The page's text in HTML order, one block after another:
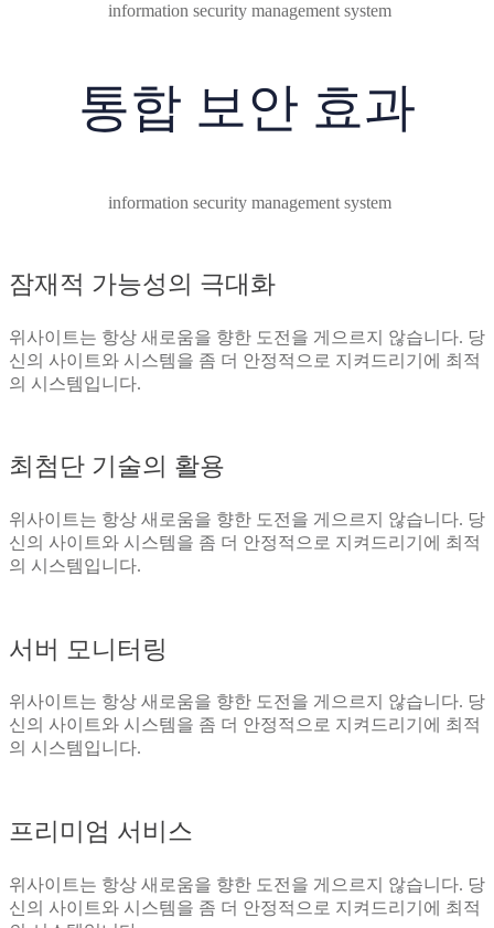
information security management system
통합 보안 효과
information security management system
잠재적 가능성의 극대화
위사이트는 항상 새로움을 향한 도전을 게으르지 않습니다. 당
신의 사이트와 시스템을 좀 더 안정적으로 지켜드리기에 최적
의 시스템입니다.
최첨단 기술의 활용
위사이트는 항상 새로움을 향한 도전을 게으르지 않습니다. 당
신의 사이트와 시스템을 좀 더 안정적으로 지켜드리기에 최적
의 시스템입니다.
서버 모니터링
위사이트는 항상 새로움을 향한 도전을 게으르지 않습니다. 당
신의 사이트와 시스템을 좀 더 안정적으로 지켜드리기에 최적
의 시스템입니다.
프리미엄 서비스
위사이트는 항상 새로움을 향한 도전을 게으르지 않습니다. 당
신의 사이트와 시스템을 좀 더 안정적으로 지켜드리기에 최적